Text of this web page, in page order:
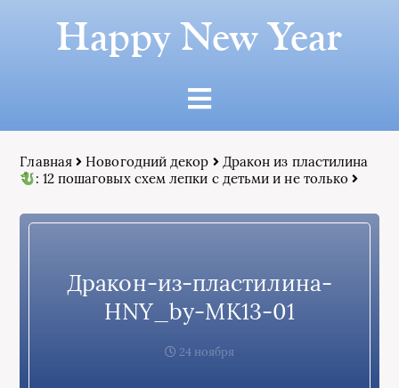
Happy New Year
Главная Новогодний декор
Дракон из пластилина
: 12 пошаговых схем лепки с детьми и не только
Дракон-из-пластилина-
HNY_by-МК13-01
24 ноября